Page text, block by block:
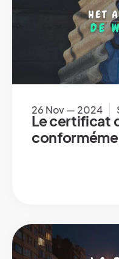
26 Nov — 2024
Le certificat